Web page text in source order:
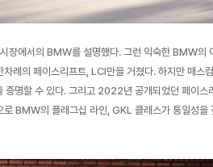
장에서의 BMW를 설명했다. 그런 익숙한 BMW의
례의 페이스리프트, LCI만을 거쳤다. 하지만 매스
명할 수 있다. 그리고 2022년 공개되었던 페이
BMW의 플래그십 라인, GKL 클래스가 통일성을